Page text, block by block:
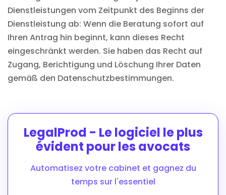
Dienstleistungen vom Zeitpunkt des Beginns der
Dienstleistung ab: Wenn die Beratung sofort auf
Ihren Antrag hin beginnt, kann dieses Recht
eingeschränkt werden. Sie haben das Recht auf
Zugang, Berichtigung und Löschung Ihrer Daten
gemäß den Datenschutzbestimmungen.
LegalProd - Le logiciel le plus
évident pour les avocats
Automatisez votre cabinet et gagnez du
temps sur l'essentiel